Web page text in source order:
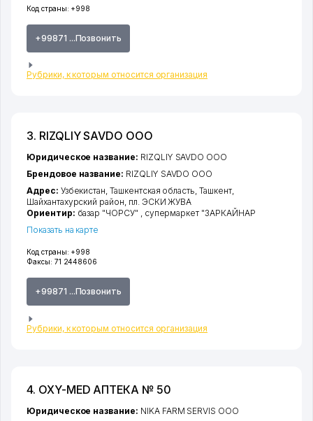
Код страны: +998
+99871 ...Позвонить
Рубрики, к которым относится организация
3. RIZQLIY SAVDO ООО
Код страны: +998
Факсы: 71 2448606
+99871 ...Позвонить
Рубрики, к которым относится организация
Юридическое название: RIZQLIY SAVDO ООО
Брендовое название: RIZQLIY SAVDO ООО
Адрес: Узбекистан,Ташкентская область,Ташкент,
Шайхантахурский район, пл. ЭСКИ ЖУВА
Ориентир: базар "ЧОРСУ" , супермаркет "ЗАРКАЙНАР
Показать на карте
4. OXY-MED АПТЕКА № 50
Юридическое название: NIKA FARM SERVIS ООО